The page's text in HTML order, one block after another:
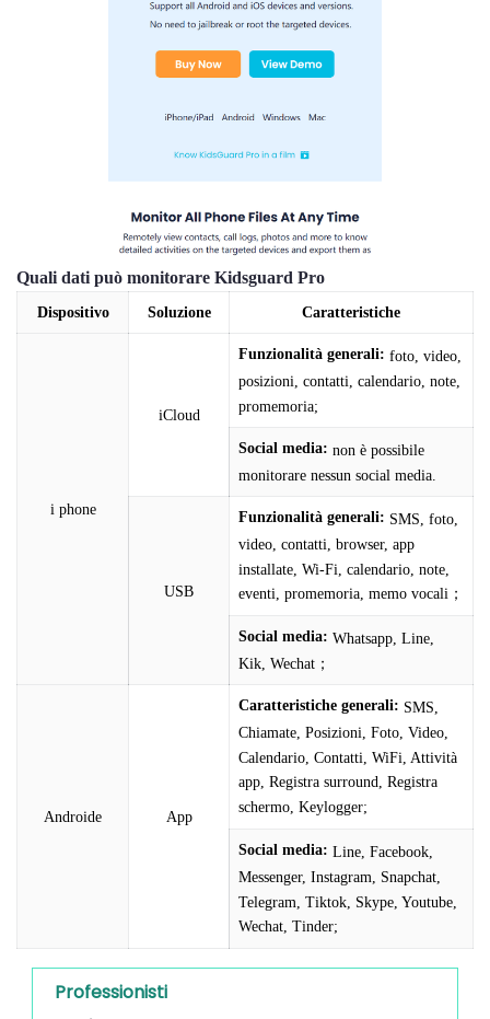
Quali dati può monitorare Kidsguard Pro
Dispositivo Soluzione Caratteristiche
i phone
iCloud
Funzionalità generali: foto, video,
posizioni, contatti, calendario, note,
promemoria;
Social media: non è possibile
monitorare nessun social media.
USB
Funzionalità generali: SMS, foto,
video, contatti, browser, app
installate, Wi-Fi, calendario, note,
eventi, promemoria, memo vocali；
Social media: Whatsapp, Line,
Kik, Wechat；
Androide App
Caratteristiche generali: SMS,
Chiamate, Posizioni, Foto, Video,
Calendario, Contatti, WiFi, Attività
app, Registra surround, Registra
schermo, Keylogger;
Social media: Line, Facebook,
Messenger, Instagram, Snapchat,
Telegram, Tiktok, Skype, Youtube,
Wechat, Tinder;
Professionisti